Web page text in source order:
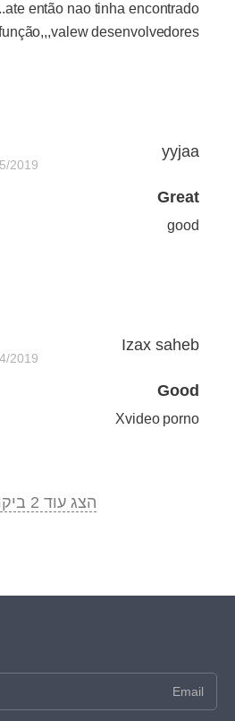
então nao tinha encontrado
desenvolvedores
yyjaa
2019
Great
good
Izax saheb
2019
Good
Xvideo porno
הצג עוד 2 ביקורות